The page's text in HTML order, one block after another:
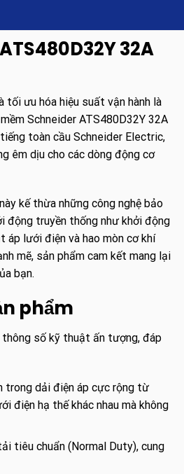
32A
tối ưu hóa hiệu suất vận hành là
Schneider ATS480D32Y 32A
toàn cầu Schneider Electric,
êm dịu cho các dòng động cơ
kế thừa những công nghệ bảo
động truyền thống như khởi động
áp lưới điện và hao mòn cơ khí
mẽ, sản phẩm cam kết mang lại
bạn.
phẩm
thông số kỹ thuật ấn tượng, đáp
trong dải điện áp cực rộng từ
điện hạ thế khác nhau mà không
tiêu chuẩn (Normal Duty), cung